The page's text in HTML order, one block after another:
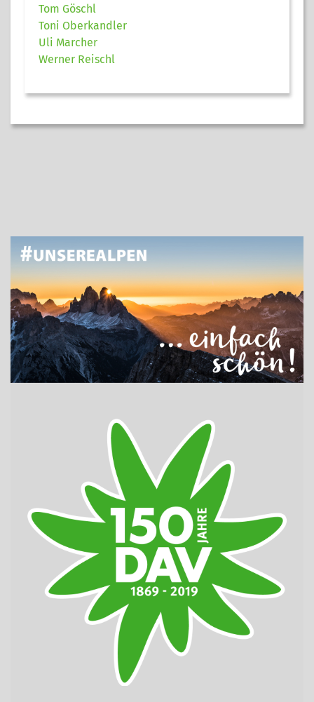
Tom Göschl
Toni Oberkandler
Uli Marcher
Werner Reischl